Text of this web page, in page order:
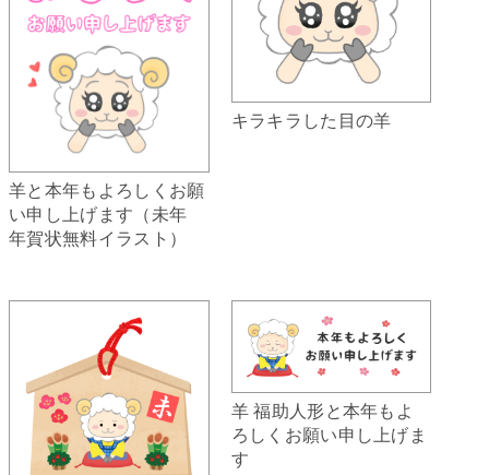
羊と本年もよろしくお願
い申し上げます（未年
年賀状無料イラスト）
キラキラした目の羊
羊 福助人形と本年もよ
ろしくお願い申し上げま
す